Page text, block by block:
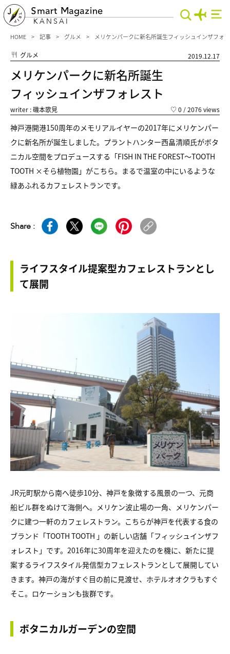
Smart Magazine
KANSAI
HOME 記事 グルメ メリケンパークに新名所誕生フィッシュインザフォ
グルメ 2019.12.17
メリケンパークに新名所誕生
フィッシュインザフォレスト
writer : 磯本歌見 ♡ 0 / 2076 views
神戸港開港150周年のメモリアルイヤーの2017年にメリケンパー
クに新名所が誕生しました。プラントハンター西畠清順氏がボタ
ニカル空間をプロデュースする「FISH IN THE FOREST～TOOTH
TOOTH ×そら植物園」がこちら。まるで温室の中にいるような
緑あふれるカフェレストランです。
Share :
ライフスタイル提案型カフェレストランとし
て展開
JR元町駅から南へ徒歩10分、神戸を象徴する風景の一つ、元商
船ビル群をぬけて海側へ。メリケン波止場の一角、メリケンパー
クに建つ一軒のカフェレストラン。こちらが神戸を代表する食の
ブランド「TOOTH TOOTH 」の新しい店舗「フィッシュインザフ
ォレスト」です。2016年に30周年を迎えたのを機に、新たに提
案するライフスタイル発信型カフェレストランとして展開してい
きます。神戸の海がすぐ目の前に見渡せ、ホテルオオクラもすぐ
そこ。ロケーションも抜群です。
ボタニカルガーデンの空間